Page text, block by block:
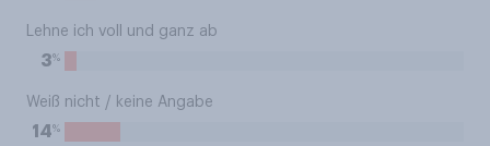
Lehne ich voll und ganz ab
3%
Weiß nicht / keine Angabe
14%